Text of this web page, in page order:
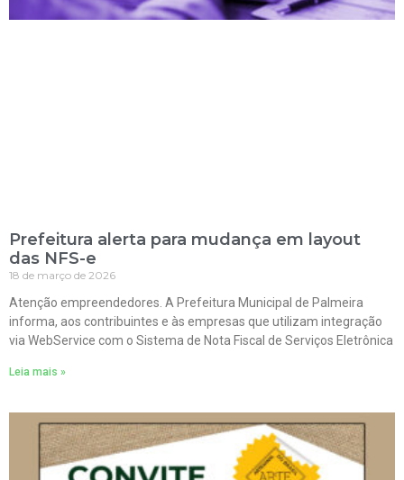
Prefeitura alerta para mudança em layout
das NFS-e
18 de março de 2026
Atenção empreendedores. A Prefeitura Municipal de Palmeira
informa, aos contribuintes e às empresas que utilizam integração
via WebService com o Sistema de Nota Fiscal de Serviços Eletrônica
Leia mais »